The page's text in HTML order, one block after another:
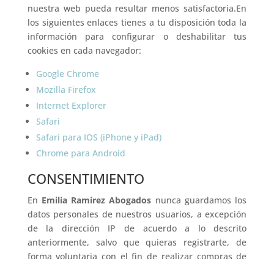
nuestra web pueda resultar menos satisfactoria.En
los siguientes enlaces tienes a tu disposición toda la
información para configurar o deshabilitar tus
cookies en cada navegador:
Google Chrome
Mozilla Firefox
Internet Explorer
Safari
Safari para IOS (iPhone y iPad)
Chrome para Android
CONSENTIMIENTO
En Emilia Ramírez Abogados nunca guardamos los
datos personales de nuestros usuarios, a excepción
de la dirección IP de acuerdo a lo descrito
anteriormente, salvo que quieras registrarte, de
forma voluntaria con el fin de realizar compras de